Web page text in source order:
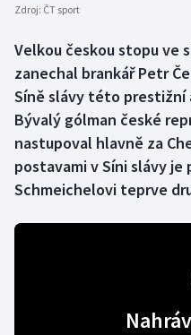
Box
Curling
Dostihy
Zdroj: ČT sport
Velkou českou stopu ve
zanechal brankář Petr
Síně slávy této
Bývalý gólman české
nastupoval hlavně za
postavami v Síni slávy je
Schmeichelovi teprve